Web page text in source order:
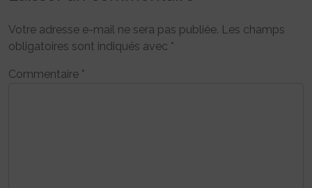
Votre adresse e-mail ne sera pas publiée. Les champs
obligatoires sont indiqués avec *
Commentaire *